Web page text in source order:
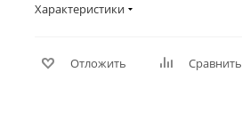
Характеристики
Отложить Сравнить